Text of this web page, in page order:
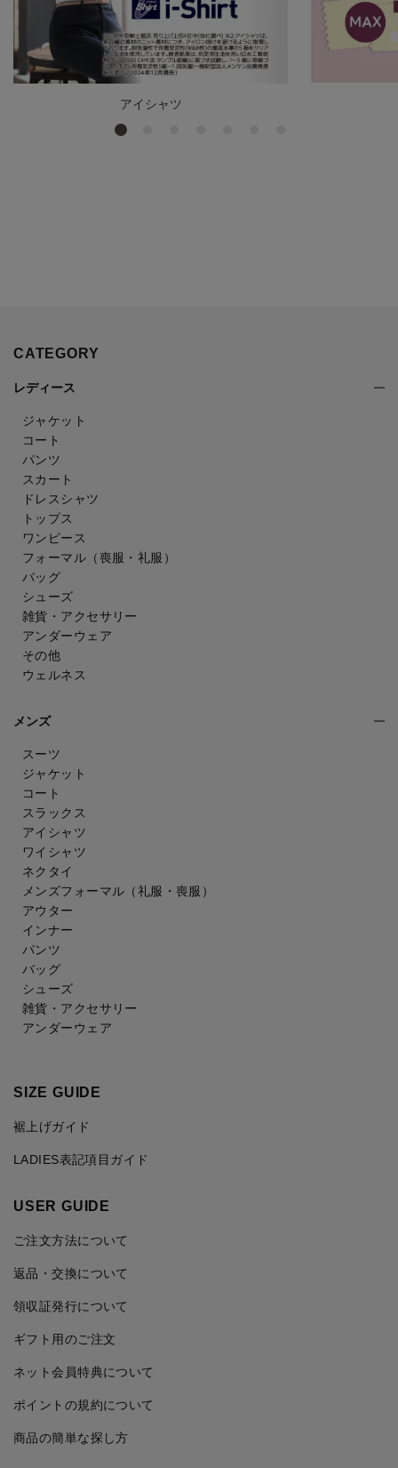
アイシャツ
CATEGORY
レディース
ジャケット
コート
パンツ
スカート
ドレスシャツ
トップス
ワンピース
フォーマル（喪服・礼服）
バッグ
シューズ
雑貨・アクセサリー
アンダーウェア
その他
ウェルネス
メンズ
スーツ
ジャケット
コート
スラックス
アイシャツ
ワイシャツ
ネクタイ
メンズフォーマル （礼服・喪服）
アウター
インナー
パンツ
バッグ
シューズ
雑貨・アクセサリー
アンダーウェア
SIZE GUIDE
裾上げガイド
LADIES表記項目ガイド
USER GUIDE
ご注文方法について
返品・交換について
領収証発行について
ギフト用のご注文
ネット会員特典について
ポイントの規約について
商品の簡単な探し方